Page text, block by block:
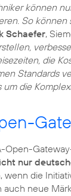
können
So
Schaefer,
die
Standards
die
Open-
nur
wenn die
auch neue